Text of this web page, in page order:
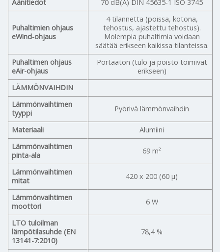
Äänitiedot
70 dB(A) DIN 45635-1 ISO 3745
Puhaltimien ohjaus
eWind-ohjaus
4 tilannetta (poissa, kotona,
tehostus, ajastettu tehostus).
Molempia puhaltimia voidaan
säätää erikseen kaikissa tilanteissa.
Puhaltimen ohjaus
eAir-ohjaus
Portaaton (tulo ja poisto toimivat
erikseen)
LÄMMÖNVAIHDIN
Lämmönvaihtimen
tyyppi
Pyörivä lämmönvaihdin
Materiaali
Alumiini
Lämmönvaihtimen
pinta-ala
69 m²
Lämmönvaihtimen
mitat
420 x 200 (60 μ)
Lämmönvaihtimen
moottori
6 W
LTO tuloilman
lämpötilasuhde (EN
13141-7:2010)
78,4 %